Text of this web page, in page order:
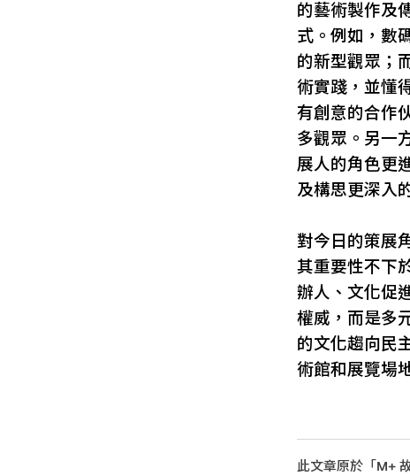
的藝術製作及
式。例如，數
的新型觀眾；
術實踐，並懂
有創意的合作
多觀眾。另一
展人的角色更
及構思更深入
對今日的策展
其重要性不下
辦人、文化促
權威，而是多
的文化趨向民
術館和展覽場
此文章原於「M+